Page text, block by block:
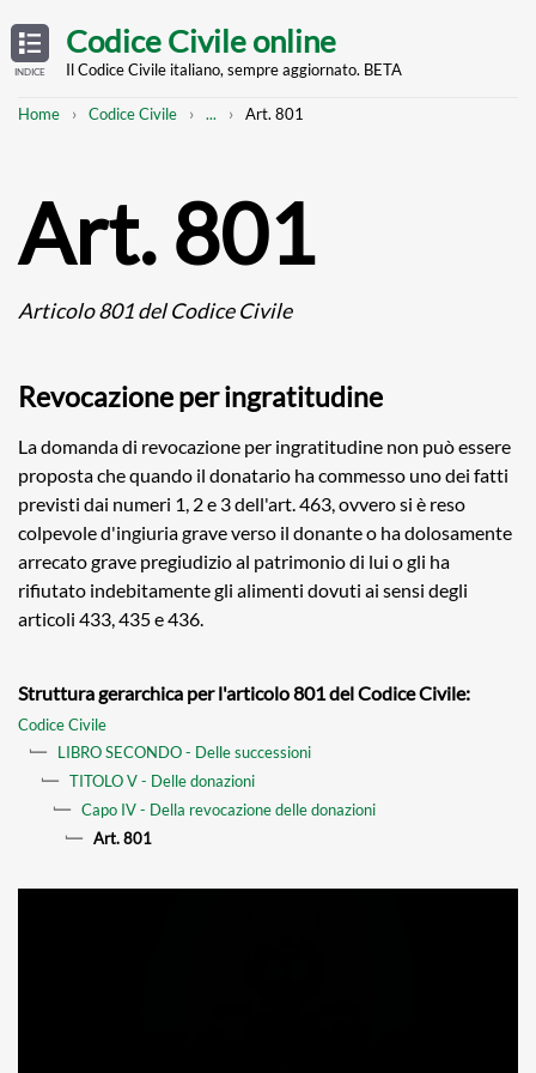
TABLE
OF
CONTENTS
INDICE
main
Codice Civile online
Il Codice Civile italiano, sempre aggiornato. BETA
Breadcrumb
Home Codice Civile
Mostra
... Art. 801
Art. 801
Articolo 801 del Codice Civile
Revocazione per ingratitudine
La domanda di revocazione per ingratitudine non può essere
proposta che quando il donatario ha commesso uno dei fatti
previsti dai numeri 1, 2 e 3 dell'art. 463, ovvero si è reso
colpevole d'ingiuria grave verso il donante o ha dolosamente
arrecato grave pregiudizio al patrimonio di lui o gli ha
rifiutato indebitamente gli alimenti dovuti ai sensi degli
articoli 433, 435 e 436.
Struttura gerarchica per l'articolo 801 del Codice Civile:
Codice Civile
LIBRO SECONDO - Delle successioni
TITOLO V - Delle donazioni
Capo IV - Della revocazione delle donazioni
Art. 801